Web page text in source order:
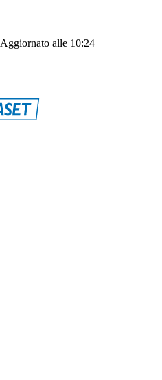
Aggiornato alle 10:24